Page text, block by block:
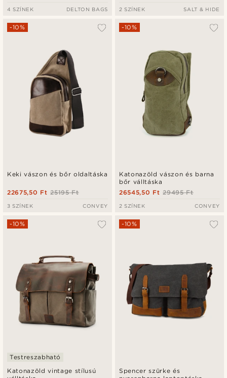
4 SZÍNEK DELTON BAGS 2 SZÍNEK SALT & HIDE
Keki vászon és bőr oldaltáska
-10%
25195 Ft
22675,50 Ft
3 SZÍNEK CONVEY
Katonazöld vászon és barna
bőr válltáska
-10%
29495 Ft
26545,50 Ft
2 SZÍNEK CONVEY
Katonazöld vintage stílusú
-10%
Testreszabható
Spencer szürke és
-10%